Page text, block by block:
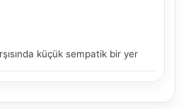
küçük sempatik bir yer
🌿 Doğa 👨‍👩‍👧 Aile/Çocuk
🚶 Yürüyüş